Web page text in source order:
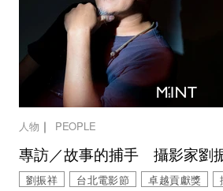
人物 ｜ PEOPLE
專訪／故事的捕手 攝影家劉
劉振祥 台北電影節 卓越貢獻獎